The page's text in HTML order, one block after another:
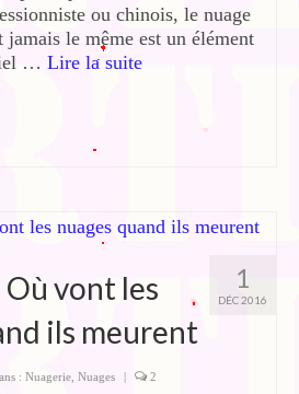
ou chinois, le nuage
jamais le même est un élément
… Lire la suite­­
1
DÉC 2016
vont les
ils meurent
: Nuagerie Nuages | 2